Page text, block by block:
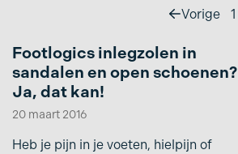
Vorige 1
Footlogics inlegzolen in
sandalen en open schoenen?
Ja, dat kan!
20 maart 2016
Heb je pijn in je voeten, hielpijn of